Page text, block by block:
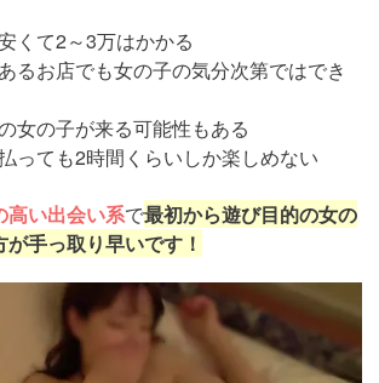
くて2～3万はかかる
るお店でも女の子の気分次第ではでき
女の子が来る可能性もある
っても2時間くらいしか楽しめない
高い出会い系で最初から遊び目的の女の
手っ取り早いです！